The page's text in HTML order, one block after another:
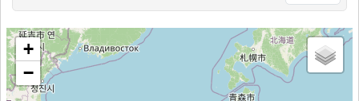
+
−